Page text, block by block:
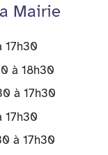
Mairie
17h30
à 18h30
à 17h30
17h30
à 17h30